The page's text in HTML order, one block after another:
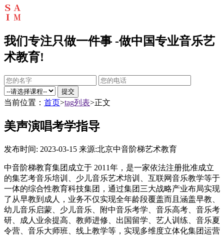
我们专注只做一件事 -做中国专业音乐艺
术教育!
提交
当前位置： 首页>tag列表>正文
美声演唱考学指导
发布时间: 2023-03-15 来源:北京中音阶梯艺术教育
中音阶梯教育集团成立于 2011年，是一家依法注册批准成立
的集艺考音乐培训、少儿音乐艺术培训、互联网音乐教学等于
一体的综合性教育科技集团，通过集团三大战略产业布局实现
了从早教到成人，业务不仅实现全年龄段覆盖而且涵盖早教、
幼儿音乐启蒙、少儿音乐、附中音乐考学、音乐高考、音乐考
研、成人业余提高、教师进修、出国留学、艺人训练、音乐夏
令营、音乐大师班、线上教学等，实现多维度立体化集团运营